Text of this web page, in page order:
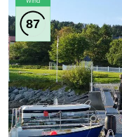
87